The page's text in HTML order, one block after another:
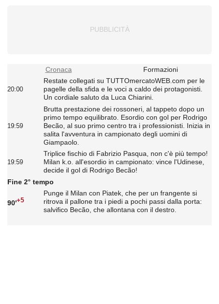
Cronaca Formazioni
20:00
Restate collegati su TUTTOmercatoWEB.com per le
pagelle della sfida e le voci a caldo dei protagonisti.
Un cordiale saluto da Luca Chiarini.
19:59
Brutta prestazione dei rossoneri, al tappeto dopo un
primo tempo equilibrato. Esordio con gol per Rodrigo
Becão, al suo primo centro tra i professionisti. Inizia in
salita l'avventura in campionato degli uomini di
Giampaolo.
19:59
Triplice fischio di Fabrizio Pasqua, non c'è più tempo!
Milan k.o. all'esordio in campionato: vince l'Udinese,
decide il gol di Rodrigo Becão!
Fine 2° tempo
90'+5
Punge il Milan con Piatek, che per un frangente si
ritrova il pallone tra i piedi a pochi passi dalla porta:
salvifico Becão, che allontana con il destro.